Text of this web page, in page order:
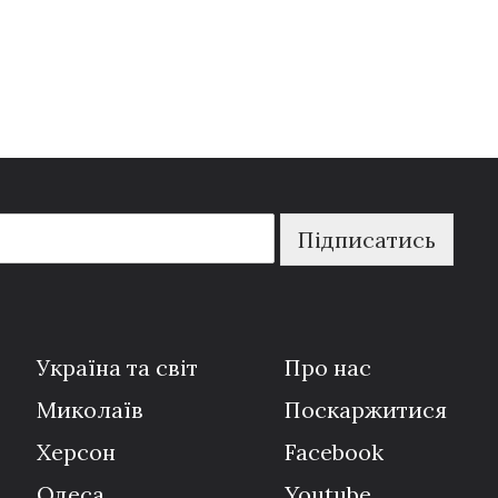
Підписатись
Україна та світ
Миколаїв
Херсон
Про нас
Поскаржитися
Facebook